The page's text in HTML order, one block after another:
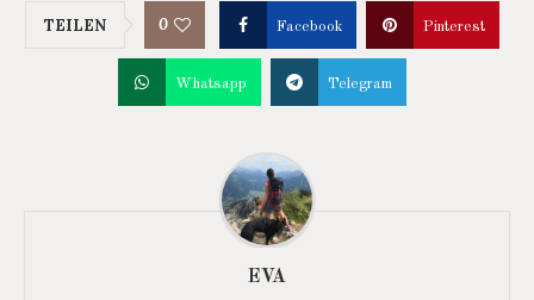
TEILEN 0 Facebook Pinterest
Whatsapp Telegram
EVA